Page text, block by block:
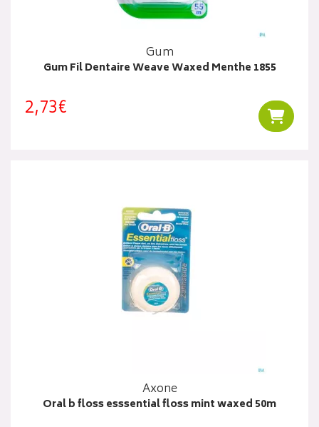
Gum
Gum Fil Dentaire Weave Waxed Menthe 1855
2,73€
Axone
Oral b floss esssential floss mint waxed 50m